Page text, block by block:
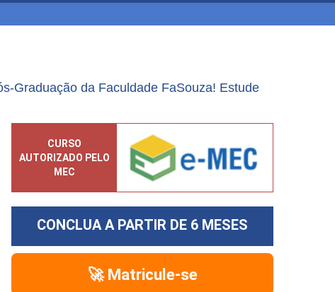
Graduação da Faculdade FaSouza! Estude
CURSO
AUTORIZADO PELO
MEC
CONCLUA A PARTIR DE 6 MESES
🚀 Matricule-se